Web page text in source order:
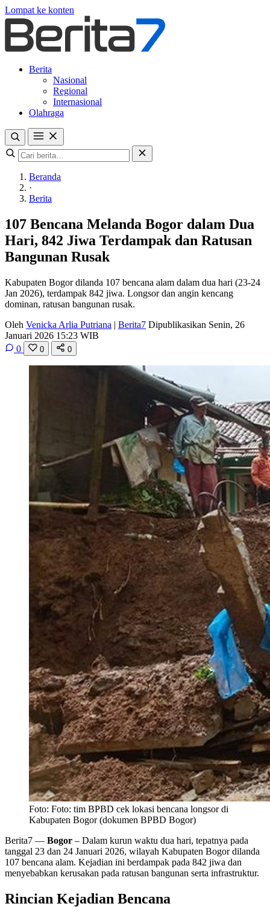
Lompat ke konten
Berita
Nasional
Regional
Internasional
Olahraga
Beranda
·
Berita
107 Bencana Melanda Bogor dalam Dua
Hari, 842 Jiwa Terdampak dan Ratusan
Bangunan Rusak
Kabupaten Bogor dilanda 107 bencana alam dalam dua hari (23-24
Jan 2026), terdampak 842 jiwa. Longsor dan angin kencang
dominan, ratusan bangunan rusak.
Oleh Venicka Arlia Putriana | Berita7 Dipublikasikan Senin, 26
Januari 2026 15:23 WIB
0
0 0
Foto: Foto: tim BPBD cek lokasi bencana longsor di
Kabupaten Bogor (dokumen BPBD Bogor)
Berita7 — Bogor – Dalam kurun waktu dua hari, tepatnya pada
tanggal 23 dan 24 Januari 2026, wilayah Kabupaten Bogor dilanda
107 bencana alam. Kejadian ini berdampak pada 842 jiwa dan
menyebabkan kerusakan pada ratusan bangunan serta infrastruktur.
Rincian Kejadian Bencana